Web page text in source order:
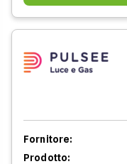
Fornitore:
Prodotto: